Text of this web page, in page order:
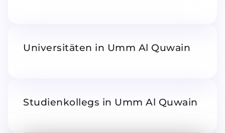
Universitäten in Umm Al Quwain
Studienkollegs in Umm Al Quwain